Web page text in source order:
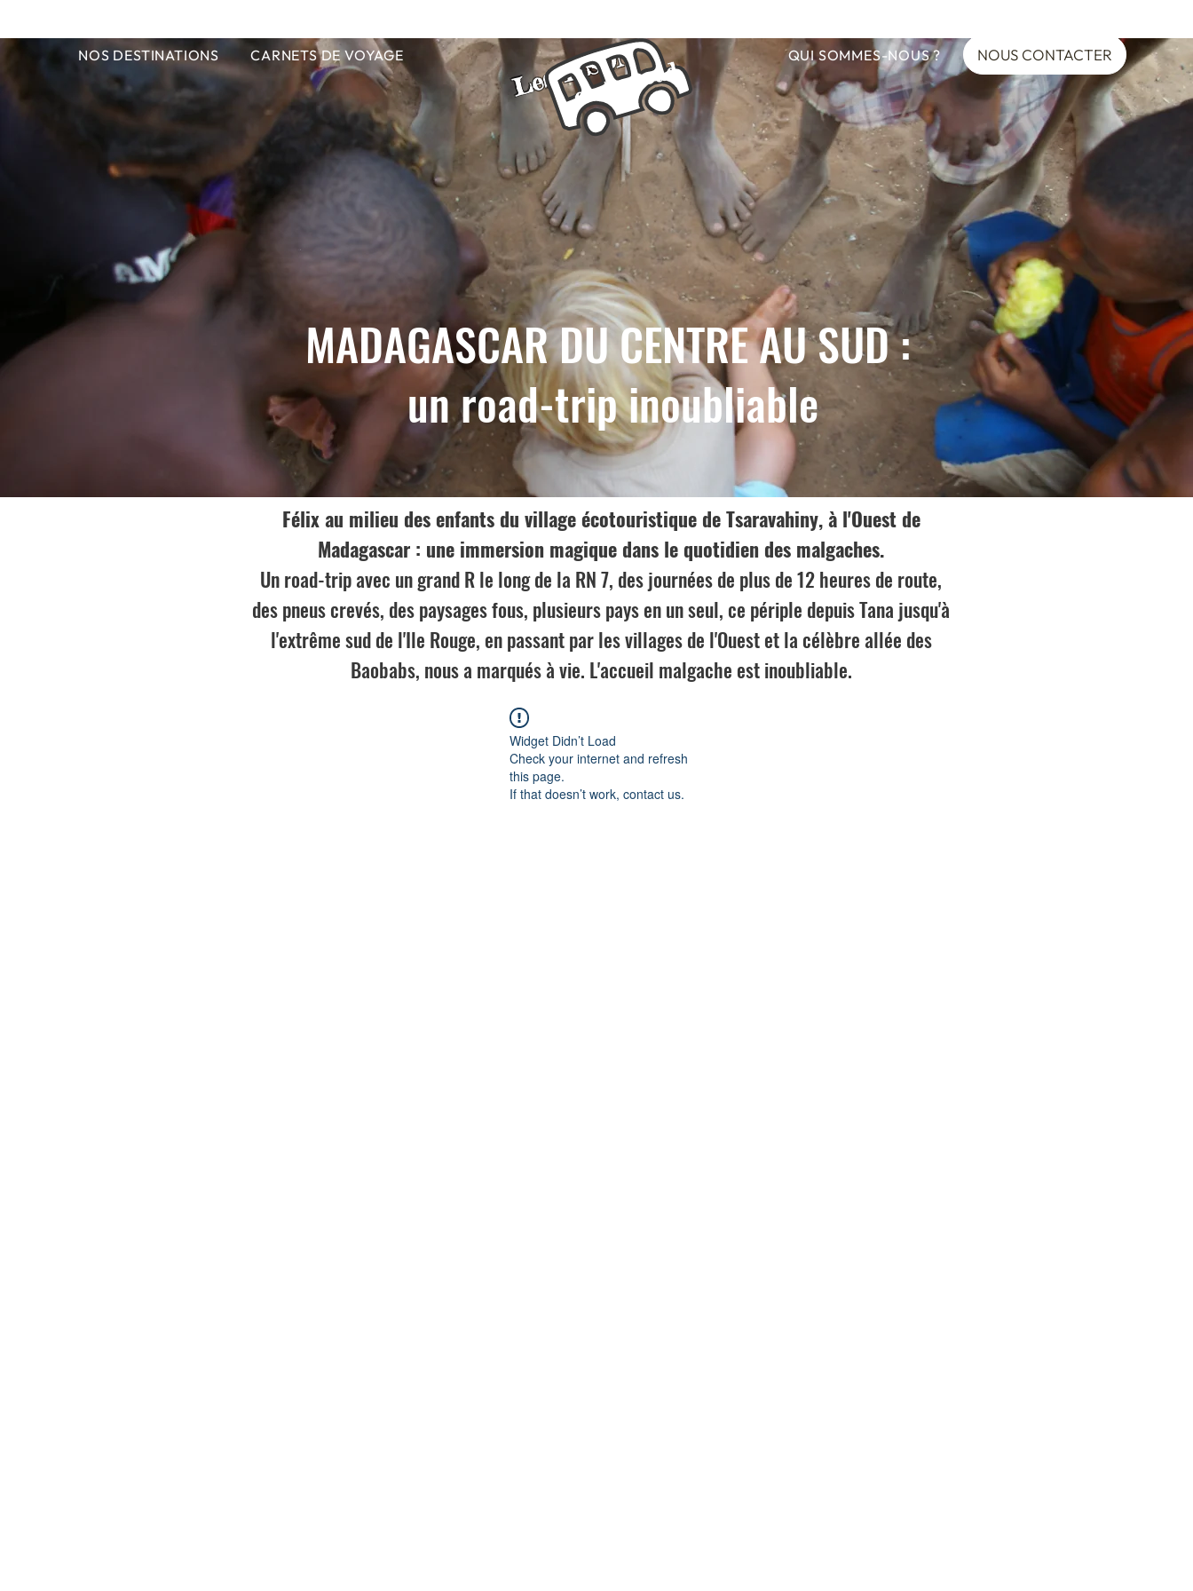
NOS DESTINATIONS CARNETS DE VOYAGE Les TISON
on the road
QUI SOMMES-NOUS ? NOUS CONTACTER
MADAGASCAR DU CENTRE AU SUD :
un road-trip inoubliable
Félix au milieu des enfants du village écotouristique de Tsaravahiny, à l'Ouest de
Madagascar : une immersion magique dans le quotidien des malgaches.
Un road-trip avec un grand R le long de la RN 7, des journées de plus de 12 heures de route,
des pneus crevés, des paysages fous, plusieurs pays en un seul, ce périple depuis Tana jusqu'à
l'extrême sud de l'Ile Rouge, en passant par les villages de l'Ouest et la célèbre allée des
Baobabs, nous a marqués à vie. L'accueil malgache est inoubliable.
Widget Didn’t Load
Check your internet and refresh
this page.
If that doesn’t work, contact us.